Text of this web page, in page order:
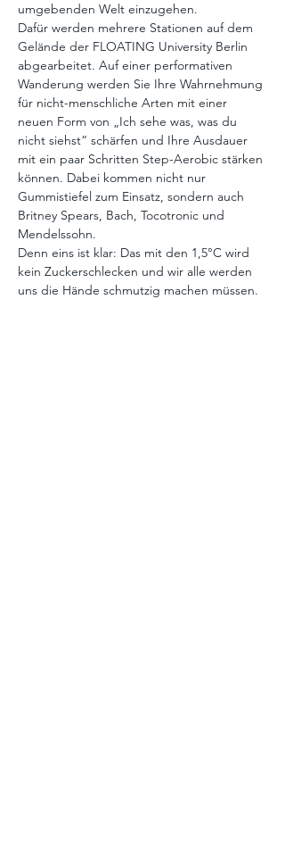
umgebenden Welt einzugehen.
Dafür werden mehrere Stationen auf dem
Gelände der FLOATING University Berlin
abgearbeitet. Auf einer performativen
Wanderung werden Sie Ihre Wahrnehmung
für nicht-menschliche Arten mit einer
neuen Form von „Ich sehe was, was du
nicht siehst“ schärfen und Ihre Ausdauer
mit ein paar Schritten Step-Aerobic stärken
können. Dabei kommen nicht nur
Gummistiefel zum Einsatz, sondern auch
Britney Spears, Bach, Tocotronic und
Mendelssohn.
Denn eins ist klar: Das mit den 1,5°C wird
kein Zuckerschlecken und wir alle werden
uns die Hände schmutzig machen müssen.